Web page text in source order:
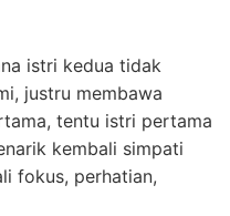
istri kedua tidak
justru membawa
tentu istri pertama
kembali simpati
fokus, perhatian,